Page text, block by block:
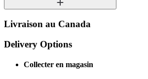
Livraison au Canada
Delivery Options
Collecter en magasin